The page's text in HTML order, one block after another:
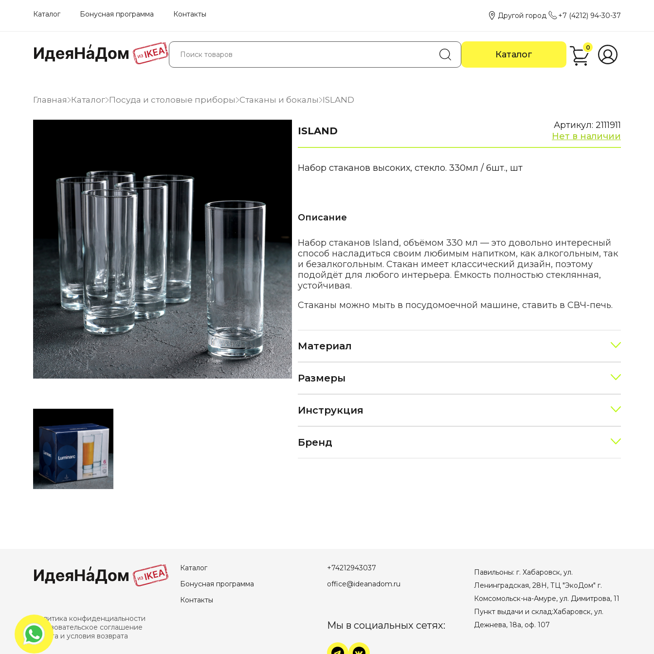
Каталог Бонусная программа Контакты Другой город +7 (4212) 94-30-37
Каталог
0
Главная Каталог Посуда и столовые приборы Стаканы и бокалы ISLAND
ISLAND
Артикул: 2111911
Нет в наличии
Набор стаканов высоких, стекло. 330мл / 6шт., шт
Описание
Набор стаканов Island, объёмом 330 мл — это довольно интересный
способ насладиться своим любимым напитком, как алкогольным, так
и безалкогольным. Стакан имеет классический дизайн, поэтому
подойдёт для любого интерьера. Ёмкость полностью стеклянная,
устойчивая.
Стаканы можно мыть в посудомоечной машине, ставить в СВЧ-печь.
Материал
Размеры
Инструкция
Бренд
Политика конфиденциальности
Пользовательское соглашение
Оплата и условия возврата
Каталог
Бонусная программа
Контакты
+74212943037
office@ideanadom.ru
Мы в социальных сетях:
Павильоны: г. Хабаровск, ул.
Ленинградская, 28Н, ТЦ "ЭкоДом" г.
Комсомольск-на-Амуре, ул. Димитрова, 11
Пункт выдачи и склад:Хабаровск, ул.
Дежнева, 18а, оф. 107